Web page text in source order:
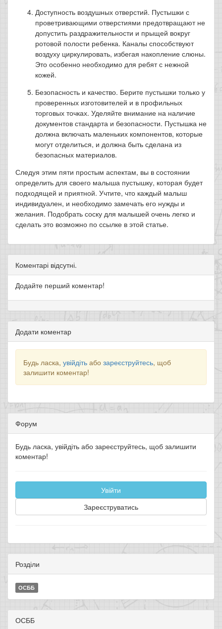
Доступность воздушных отверстий. Пустышки с
проветривающими отверстиями предотвращают не
допустить раздражительности и прыщей вокруг
ротовой полости ребенка. Каналы способствуют
воздуху циркулировать, избегая накопление слюны.
Это особенно необходимо для ребят с нежной
кожей.
Безопасность и качество. Берите пустышки только у
проверенных изготовителей и в профильных
торговых точках. Уделяйте внимание на наличие
документов стандарта и безопасности. Пустышка не
должна включать маленьких компонентов, которые
могут отделиться, и должна быть сделана из
безопасных материалов.
Следуя этим пяти простым аспектам, вы в состоянии
определить для своего малыша пустышку, которая будет
подходящей и приятной. Учтите, что каждый малыш
индивидуален, и необходимо замечать его нужды и
желания. Подобрать соску для малышей очень легко и
сделать это возможно по ссылке в этой статье.
Коментарі відсутні.
Додайте перший коментар!
Додати коментар
Будь ласка, увійдіть або зареєструйтесь, щоб
залишити коментар!
Форум
Будь ласка, увійдіть або зареєструйтесь, щоб залишити
коментар!
Увійти
Зареєструватись
Розділи
ОСББ
ОСББ